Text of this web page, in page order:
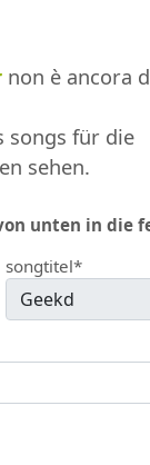
non è ancora
songs für die
sehen.
unten in die
songtitel*